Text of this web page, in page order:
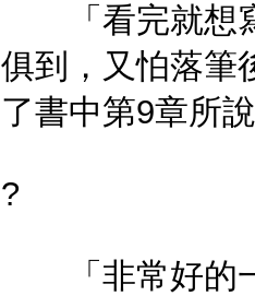
「看完就想寫
俱到，又怕落筆
了書中第9章所
?
「非常好的一